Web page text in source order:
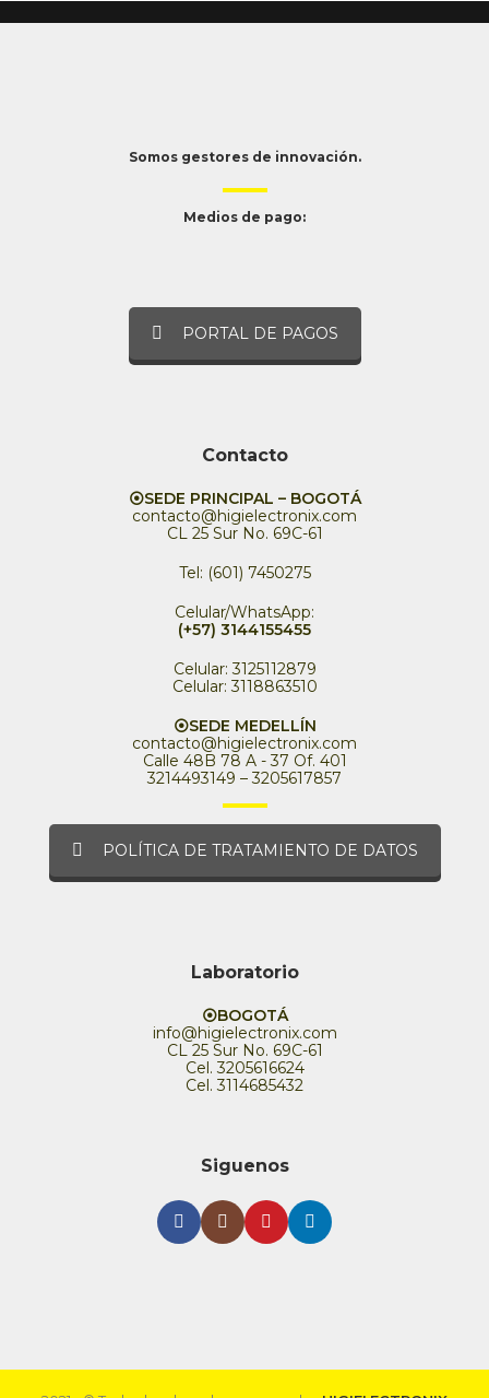
Somos gestores de innovación.
Medios de pago:
PORTAL DE PAGOS
Contacto
⦿SEDE PRINCIPAL – BOGOTÁ
contacto@higielectronix.com
CL 25 Sur No. 69C-61
Tel: (601) 7450275
Celular/WhatsApp:
(+57) 3144155455
Celular: 3125112879
Celular: 3118863510
⦿SEDE MEDELLÍN
contacto@higielectronix.com
Calle 48B 78 A - 37 Of. 401
3214493149 – 3205617857
POLÍTICA DE TRATAMIENTO DE DATOS
Laboratorio
⦿BOGOTÁ
info@higielectronix.com
CL 25 Sur No. 69C-61
Cel. 3205616624
Cel. 3114685432
Siguenos